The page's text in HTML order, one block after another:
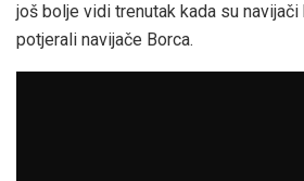
još bolje vidi trenutak kada su navijači
potjerali navijače Borca.